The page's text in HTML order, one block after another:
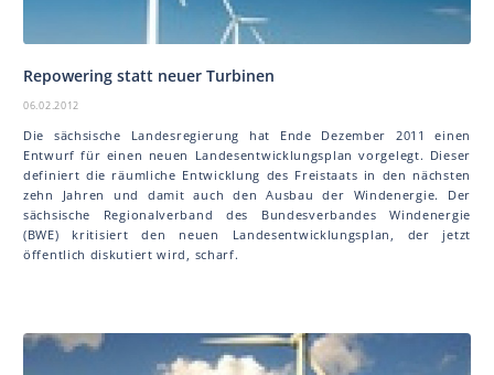
Repowering statt neuer Turbinen
06.02.2012
Die sächsische Landesregierung hat Ende Dezember 2011 einen
Entwurf für einen neuen Landesentwicklungsplan vorgelegt. Dieser
definiert die räumliche Entwicklung des Freistaats in den nächsten
zehn Jahren und damit auch den Ausbau der Windenergie. Der
sächsische Regionalverband des Bundesverbandes Windenergie
(BWE) kritisiert den neuen Landesentwicklungsplan, der jetzt
öffentlich diskutiert wird, scharf.